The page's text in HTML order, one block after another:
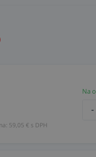
59,05 € s DPH
Na
-